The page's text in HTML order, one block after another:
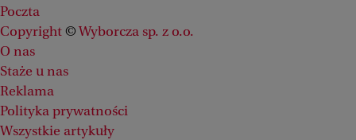
Poczta
Copyright © Wyborcza sp. z o.o.
O nas
Staże u nas
Reklama
Polityka prywatności
Wszystkie artykuły